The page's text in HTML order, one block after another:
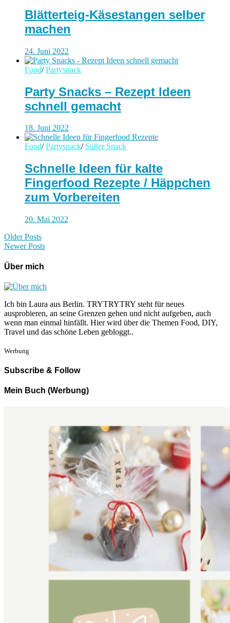
Blätterteig-Käsestangen selber
machen
24. Juni 2022
Food/ Partysnack
Party Snacks – Rezept Ideen
schnell gemacht
18. Juni 2022
Food/ Partysnack/ Süßer Snack
Schnelle Ideen für kalte
Fingerfood Rezepte / Häppchen
zum Vorbereiten
20. Mai 2022
Older Posts
Newer Posts
Über mich
Ich bin Laura aus Berlin. TRYTRYTRY steht für neues
ausprobieren, an seine Grenzen gehen und nicht aufgeben, auch
wenn man einmal hinfällt. Hier wird über die Themen Food, DIY,
Travel und das schöne Leben gebloggt..
Werbung
Subscribe & Follow
Mein Buch (Werbung)